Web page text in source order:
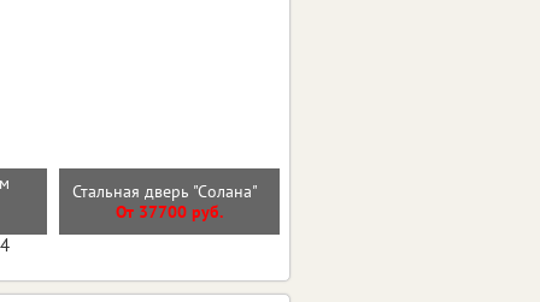
Стальная дверь "Солана"
От 37700 руб.